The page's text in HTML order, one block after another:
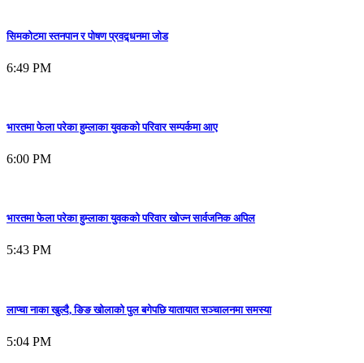
सिमकोटमा स्तनपान र पोषण प्रवद्र्धनमा जोड
6:49 PM
भारतमा फेला परेका हुम्लाका युवकको परिवार सम्पर्कमा आए
6:00 PM
भारतमा फेला परेका हुम्लाका युवकको परिवार खोज्न सार्वजनिक अपिल
5:43 PM
लाप्चा नाका खुल्दै, ङिङ खोलाको पुल बगेपछि यातायात सञ्चालनमा समस्या
5:04 PM